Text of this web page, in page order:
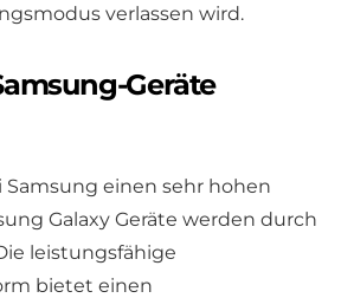
verlassen wird.
Geräte
einen sehr hohen
Galaxy Geräte werden durch
leistungsfähige
bietet einen